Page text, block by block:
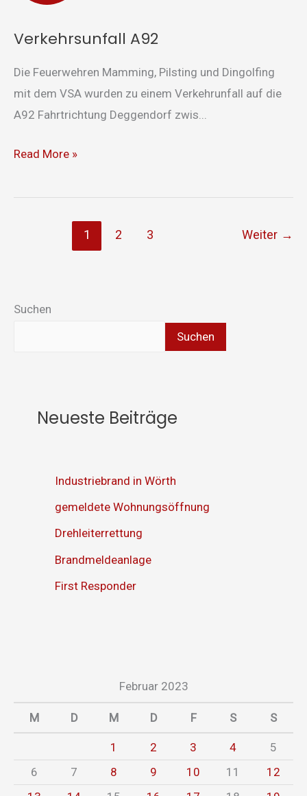
Verkehrsunfall A92
Die Feuerwehren Mamming, Pilsting und Dingolfing
mit dem VSA wurden zu einem Verkehrunfall auf die
A92 Fahrtrichtung Deggendorf zwis...
Read More »
1 2 3 Weiter →
Suchen
Suchen
Neueste Beiträge
Industriebrand in Wörth
gemeldete Wohnungsöffnung
Drehleiterrettung
Brandmeldeanlage
First Responder
Februar 2023
M D M D F S S
1 2 3 4
5
6
7 8 9 10 11
12